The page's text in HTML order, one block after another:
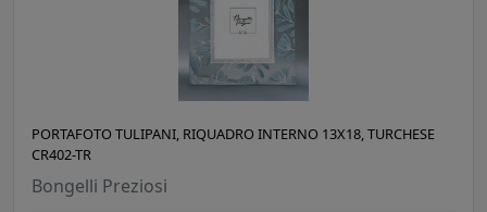
PORTAFOTO TULIPANI, RIQUADRO INTERNO 13X18, TURCHESE
CR402-TR
Bongelli Preziosi